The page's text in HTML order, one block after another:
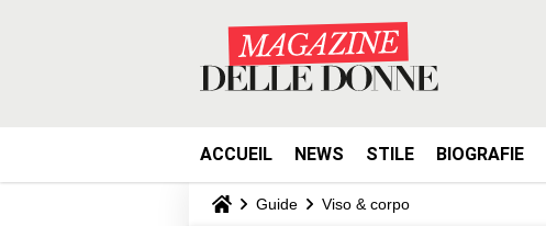
ACCUEIL NEWS STILE BIOGRAFIE
Guide Viso & corpo